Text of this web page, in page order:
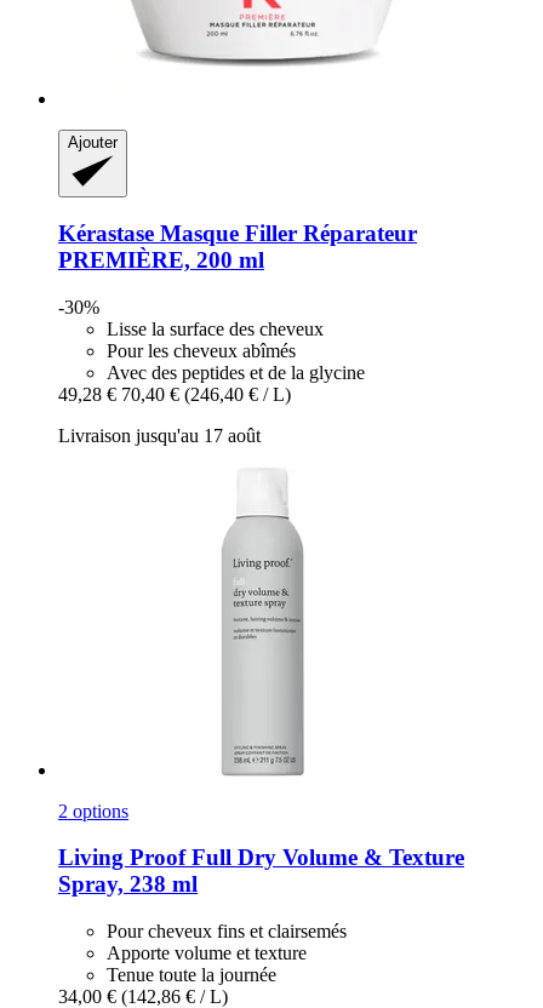
Ajouter
Kérastase Masque Filler Réparateur
PREMIÈRE, 200 ml
-30%
Lisse la surface des cheveux
Pour les cheveux abîmés
Avec des peptides et de la glycine
49,28 € 70,40 € (246,40 € / L)
Livraison jusqu'au 17 août
2 options
Living ProofFull Dry Volume & Texture
Spray, 238 ml
Pour cheveux fins et clairsemés
Apporte volume et texture
Tenue toute la journée
34,00 € (142,86 € / L)